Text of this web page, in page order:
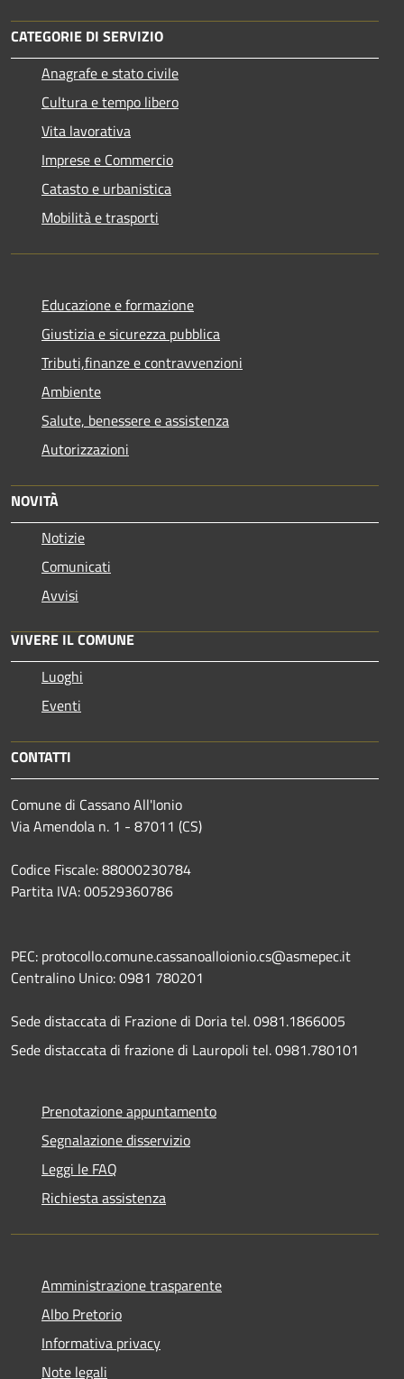
CATEGORIE DI SERVIZIO
Anagrafe e stato civile
Cultura e tempo libero
Vita lavorativa
Imprese e Commercio
Catasto e urbanistica
Mobilità e trasporti
Educazione e formazione
Giustizia e sicurezza pubblica
Tributi,finanze e contravvenzioni
Ambiente
Salute, benessere e assistenza
Autorizzazioni
NOVITÀ
Notizie
Comunicati
Avvisi
VIVERE IL COMUNE
Luoghi
Eventi
CONTATTI
Comune di Cassano All'Ionio
Via Amendola n. 1 - 87011 (CS)
Codice Fiscale: 88000230784
Partita IVA: 00529360786
PEC: protocollo.comune.cassanoalloionio.cs@asmepec.it
Centralino Unico: 0981 780201
Sede distaccata di Frazione di Doria tel. 0981.1866005
Sede distaccata di frazione di Lauropoli tel. 0981.780101
Prenotazione appuntamento
Segnalazione disservizio
Leggi le FAQ
Richiesta assistenza
Amministrazione trasparente
Albo Pretorio
Informativa privacy
Note legali